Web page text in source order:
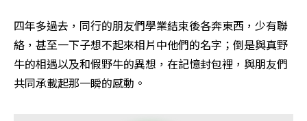
四年多過去，同行的朋友們學業結束後各奔東西，少有聯
絡，甚至一下子想不起來相片中他們的名字；倒是與真野
牛的相遇以及和假野牛的異想，在記憶封包裡，與朋友們
共同承載起那一瞬的感動。